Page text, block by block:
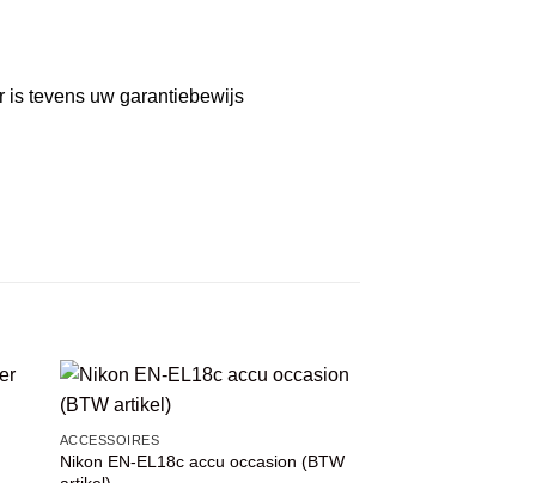
is tevens uw garantiebewijs
WENSENLIJST
ACCESSOIRES
Nikon EN-EL18c accu occasion (BTW